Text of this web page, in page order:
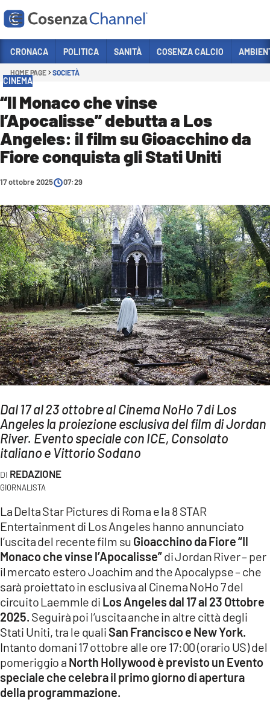
Sezioni
POLITICA
COSENZA CALCIO
ECONOMIA E LAVORO
ITALIA MONDO
SANITÀ
SPORT
CULTURA
AMBIENTE
Streaming
LAC TV
LAC NETWORK
LAC ONAIR
LaC
Network
LACPLAY.IT
LACTV.IT
LACONAIR.IT
ILREGGINO.IT
COSENZACHANNEL.IT
ILVIBONESE.IT
CATANZAROCHANNEL.IT
LACAPITALENEWS.IT
App
ANDROID
APPLE
CRONACA POLITICA SANITÀ COSENZA CALCIO
HOME PAGE SOCIETÀ
CINEMA
“Il Monaco che vinse
l’Apocalisse” debutta a Los
Angeles: il film su Gioacchino da
Fiore conquista gli Stati Uniti
17 ottobre 2025 07:29
Dal 17 al 23 ottobre al Cinema NoHo 7 di Los
Angeles la proiezione esclusiva del film di Jordan
River. Evento speciale con ICE, Consolato
italiano e Vittorio Sodano
REDAZIONE
GIORNALISTA
La Delta Star Pictures di Roma e la 8 STAR
Entertainment di Los Angeles hanno annunciato
l’uscita del recente film su Gioacchino da Fiore “Il
Monaco che vinse l’Apocalisse”di Jordan River – per
il mercato estero Joachim and the Apocalypse – che
sarà proiettato in esclusiva al Cinema NoHo 7 del
circuito Laemmle di Los Angeles dal 17 al 23 Ottobre
2025. Seguirà poi l’uscita anche in altre città degli
Stati Uniti, tra le qualiSan Francisco e New York.
Intanto domani 17 ottobre alle ore 17:00 (orario US) del
pomeriggio a North Hollywood è previsto un Evento
speciale che celebra il primo giorno di apertura
della programmazione.